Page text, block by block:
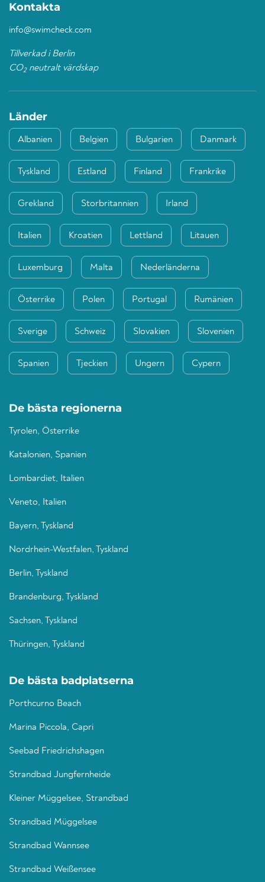
Kontakta
info@swimcheck.com
Tillverkad i Berlin
CO2neutralt värdskap
Länder
Albanien Belgien Bulgarien Danmark
Tyskland Estland Finland Frankrike
Grekland Storbritannien Irland
Italien Kroatien Lettland Litauen
Luxemburg Malta Nederländerna
Österrike Polen Portugal Rumänien
Sverige Schweiz Slovakien Slovenien
Spanien Tjeckien Ungern Cypern
De bästa regionerna
Tyrolen, Österrike
Katalonien, Spanien
Lombardiet, Italien
Veneto, Italien
Bayern, Tyskland
Nordrhein-Westfalen, Tyskland
Berlin, Tyskland
Brandenburg, Tyskland
Sachsen, Tyskland
Thüringen, Tyskland
De bästa badplatserna
Porthcurno Beach
Marina Piccola, Capri
Seebad Friedrichshagen
Strandbad Jungfernheide
Kleiner Müggelsee, Strandbad
Strandbad Müggelsee
Strandbad Wannsee
Strandbad Weißensee